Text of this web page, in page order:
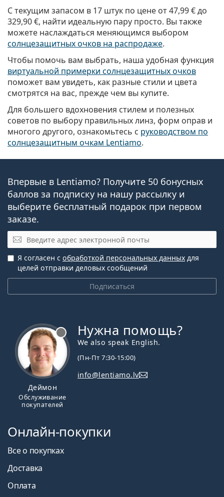
С текущим запасом в 17 штук по цене от47,99 €до
329,90 €, найти идеальную пару просто. Вы также
можете наслаждаться меняющимся выбором
солнцезащитных очков на распродаже.
Чтобы помочь вам выбрать, наша удобная функция
виртуальной примерки солнцезащитных очков
поможет вам увидеть, как разные стили и цвета
смотрятся на вас, прежде чем вы купите.
Для большего вдохновения стилем и полезных
советов по выбору правильных линз, форм оправ и
многого другого, ознакомьтесь с руководством по
солнцезащитным очкам Lentiamo.
Впервые в Lentiamo? Получите 50 бонусных
баллов за подписку на нашу рассылку и
выберите бесплатный подарок при первом
заказе.
Эл. почта
Подписаться
Я согласен с обработкой персональных данных для
целей отправки деловых сообщений
Деймон
Обслуживание
покупателей
Нужна помощь?
We also speak English.
(Пн-Пт 7:30-15:00)
info@lentiamo.lv
Онлайн-покупки
Все о покупках
Доставка
Оплата